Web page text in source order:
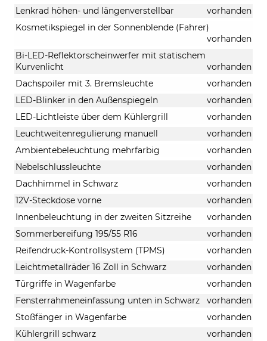
Lenkrad höhen- und längenverstellbar
vorhanden
Kosmetikspiegel in der Sonnenblende (Fahrer)
vorhanden
Bi-LED-Reflektorscheinwerfer mit statischem
Kurvenlicht
vorhanden
Dachspoiler mit 3. Bremsleuchte
vorhanden
LED-Blinker in den Außenspiegeln
vorhanden
LED-Lichtleiste über dem Kühlergrill
vorhanden
Leuchtweitenregulierung manuell
vorhanden
Ambientebeleuchtung mehrfarbig
vorhanden
Nebelschlussleuchte
vorhanden
Dachhimmel in Schwarz
vorhanden
12V-Steckdose vorne
vorhanden
Innenbeleuchtung in der zweiten Sitzreihe
vorhanden
Sommerbereifung 195/55 R16
vorhanden
Reifendruck-Kontrollsystem (TPMS)
vorhanden
Leichtmetallräder 16 Zoll in Schwarz
vorhanden
Türgriffe in Wagenfarbe
vorhanden
Fensterrahmeneinfassung unten in Schwarz
vorhanden
Stoßfänger in Wagenfarbe
vorhanden
Kühlergrill schwarz
vorhanden